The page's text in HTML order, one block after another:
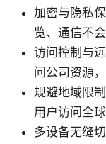
加密与隐私
览、通信不
访问控制与
问公司资源
规避地域限
用户访问全
多设备无缝